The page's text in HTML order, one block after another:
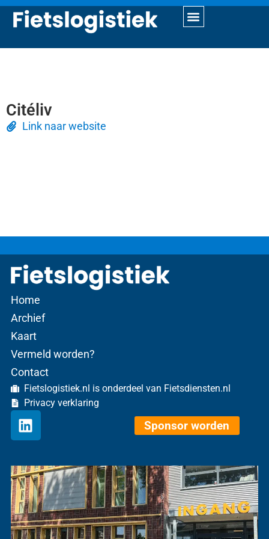
Citéliv
Link naar website
Home
Archief
Kaart
Vermeld worden?
Contact
Fietslogistiek.nl is onderdeel van Fietsdiensten.nl
Privacy verklaring
Sponsor worden